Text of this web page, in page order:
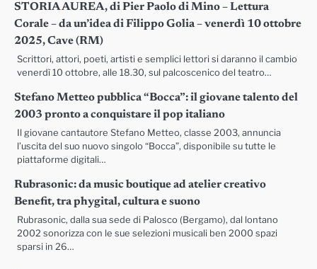
STORIA AUREA, di Pier Paolo di Mino – Lettura
Corale – da un’idea di Filippo Golia – venerdì 10 ottobre
2025, Cave (RM)
Scrittori, attori, poeti, artisti e semplici lettori si daranno il cambio
venerdì 10 ottobre, alle 18.30, sul palcoscenico del teatro…
Stefano Metteo pubblica “Bocca”: il giovane talento del
2003 pronto a conquistare il pop italiano
Il giovane cantautore Stefano Metteo, classe 2003, annuncia
l’uscita del suo nuovo singolo “Bocca”, disponibile su tutte le
piattaforme digitali…
Rubrasonic: da music boutique ad atelier creativo
Benefit, tra phygital, cultura e suono
Rubrasonic, dalla sua sede di Palosco (Bergamo), dal lontano
2002 sonorizza con le sue selezioni musicali ben 2000 spazi
sparsi in 26…